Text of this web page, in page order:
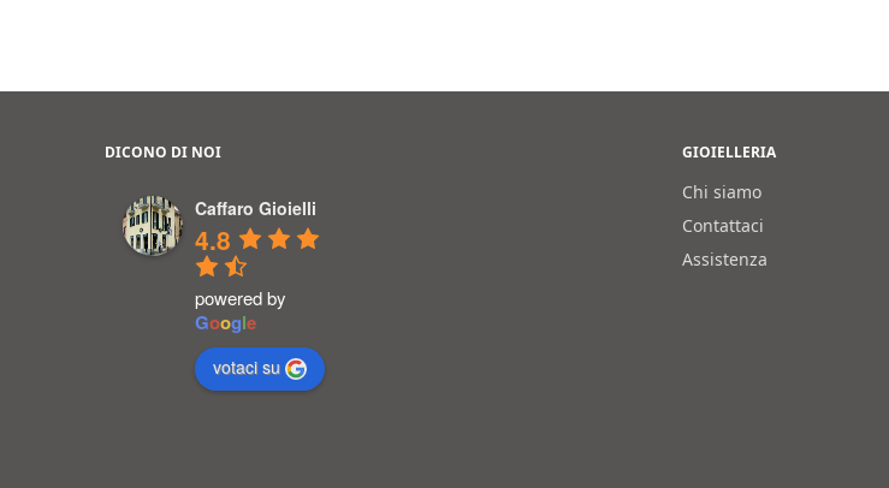
DICONO DI NOI
Caffaro Gioielli
4.8
powered by
Google
votaci su
GIOIELLERIA
Chi siamo
Contattaci
Assistenza